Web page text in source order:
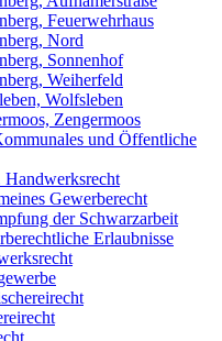
Feuerwehrhaus
Nord
Sonnenhof
Weiherfeld
Wolfsleben
Zengermoos
und Öffentliche
Handwerksrecht
Gewerberecht
der Schwarzarbeit
Erlaubnisse